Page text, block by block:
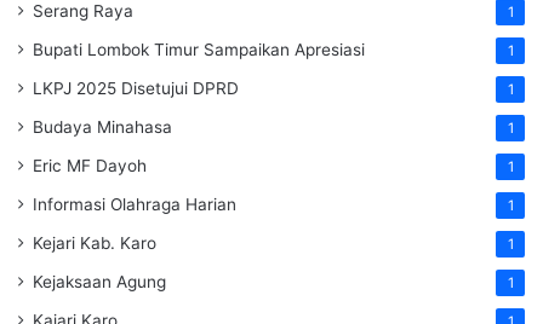
Serang Raya 1
Bupati Lombok Timur Sampaikan Apresiasi 1
LKPJ 2025 Disetujui DPRD 1
Budaya Minahasa 1
Eric MF Dayoh 1
Informasi Olahraga Harian 1
Kejari Kab. Karo 1
Kejaksaan Agung 1